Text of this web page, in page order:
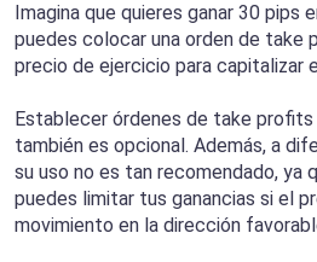
Imagina que quieres ganar 30 pips
puedes colocar una orden de take
precio de ejercicio para capitalizar
Establecer órdenes de take
también es opcional. Además, a
su uso no es tan recomendado, ya
puedes limitar tus ganancias si el
movimiento en la dirección